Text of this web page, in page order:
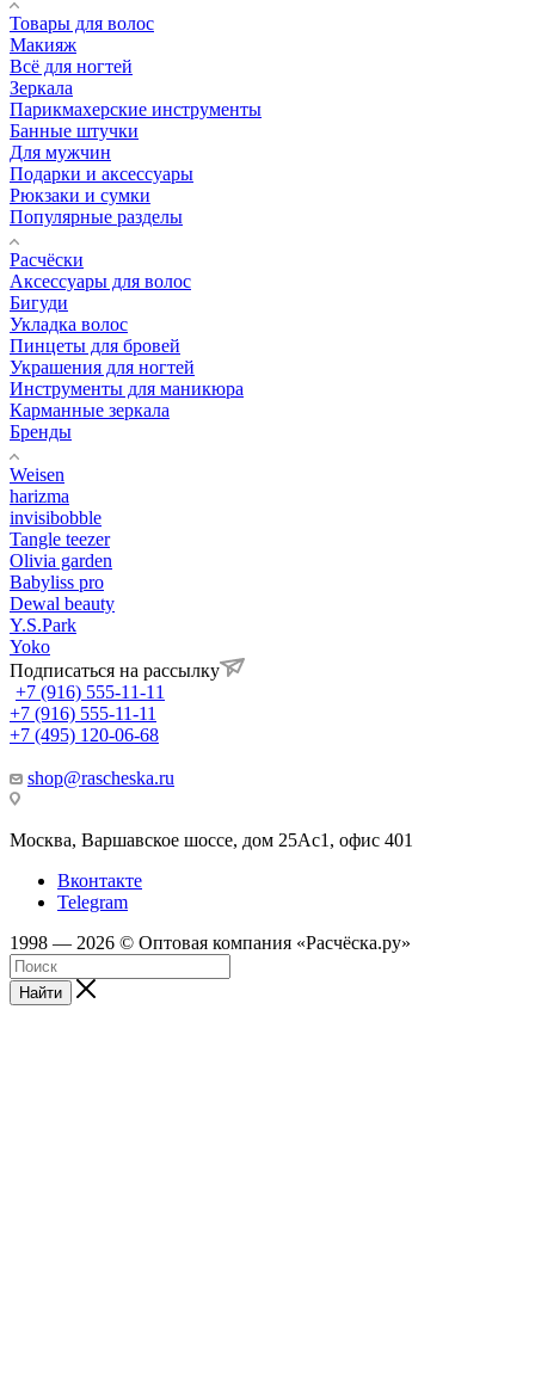
Товары для волос
Макияж
Всё для ногтей
Зеркала
Парикмахерские инструменты
Банные штучки
Для мужчин
Подарки и аксессуары
Рюкзаки и сумки
Популярные разделы
Расчёски
Аксессуары для волос
Бигуди
Укладка волос
Пинцеты для бровей
Украшения для ногтей
Инструменты для маникюра
Карманные зеркала
Бренды
Weisen
harizma
invisibobble
Tangle teezer
Olivia garden
Babyliss pro
Dewal beauty
Y.S.Park
Yoko
Подписаться на рассылку
+7 (916) 555-11-11
+7 (916) 555-11-11
+7 (495) 120-06-68
shop@rascheska.ru
Москва, Варшавское шоссе, дом 25Аc1, офис 401
Вконтакте
Telegram
1998 — 2026 © Оптовая компания «Расчёска.ру»
Найти